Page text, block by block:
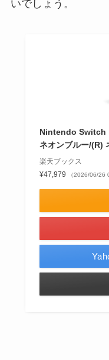
いでしょう。
Nintendo Switch
ネオンブルー/(R)
楽天ブックス
¥47,979
（2026/06/26